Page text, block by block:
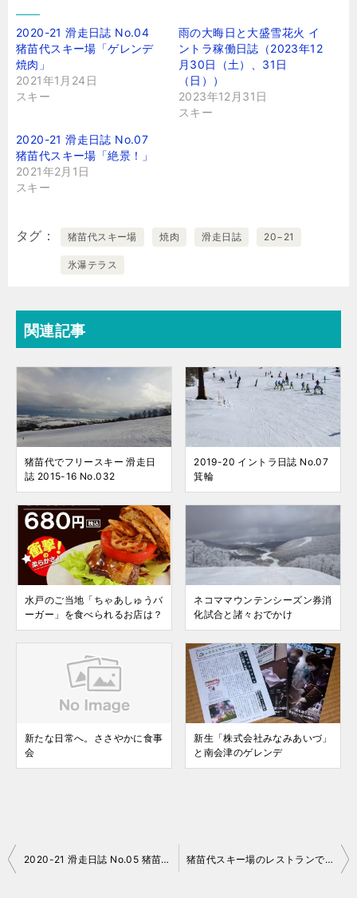
2020-21 滑走日誌 No.04
猪苗代スキー場「ゲレンデ
焼肉」
2021年1月24日
スキー
雨の大晦日と大盛雪花火 イ
ントラ稼働日誌（2023年12
月30日（土）、31日
（日））
2023年12月31日
スキー
2020-21 滑走日誌 No.07
猪苗代スキー場「絶景！」
2021年2月1日
スキー
タグ 猪苗代スキー場 焼肉 滑走日誌 20−21
氷瀑テラス
関連記事
猪苗代でフリースキー 滑走日
誌 2015-16 No.032
2019-20 イントラ日誌 No.07
箕輪
水戸のご当地「ちゃあしゅうバ
ーガー」を食べられるお店は？
ネコママウンテンシーズン券消
化試合と諸々おでかけ
新たな日常へ。ささやかに食事
会
新生「株式会社みなみあいづ」
と南会津のゲレンデ
投
2020-21 滑走日誌 No.05 猪苗代スキー場（アフターは土津神社で初詣） 猪苗代スキー場のレストランで「スマホオーダー」